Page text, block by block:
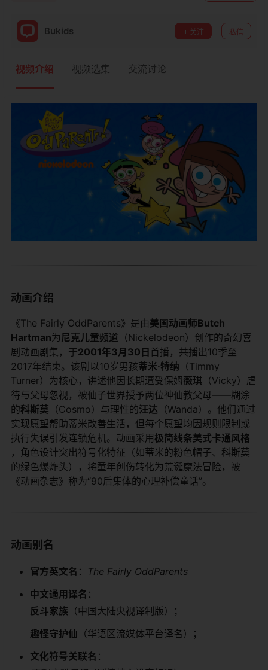
Bukids 关注 私信
视频介绍 视频选集 交流讨论
​动画介绍​
《The Fairly OddParents》是由​​美国动画师Butch
Hartman​​为​​尼克儿童频道​ ​（Nickelodeon）创作的奇幻喜
剧动画剧集，于​​2001年3月30日​ ​首播，共播出10季至
2017年结束。该剧以10岁男孩​​蒂米·特纳​ ​（Timmy
Turner）为核心，讲述他因长期遭受保姆​​薇琪​ ​（Vicky）虐
待与父母忽视，被仙子世界授予两位神仙教父母——糊涂
的​​科斯莫​ ​（Cosmo）与理性的​​汪达​ ​（Wanda）。他们通过
实现愿望帮助蒂米改善生活，但每个愿望均因规则限制或
执行失误引发连锁危机。动画采用​​极简线条美式卡通风格​
，角色设计突出符号化特征（如蒂米的粉色帽子、科斯莫
的绿色爆炸头），将童年创伤转化为荒诞魔法冒险，被
《动画杂志》称为“90后集体的心理补偿童话”。
​动画别名​
​官方英文名​ ​： The Fairly OddParents
​中文通用译名​ ​：
​反斗家族​ ​（中国大陆央视译制版）；
​趣怪守护仙​ ​（华语区流媒体平台译名）；
​文化符号关联名​ ​：